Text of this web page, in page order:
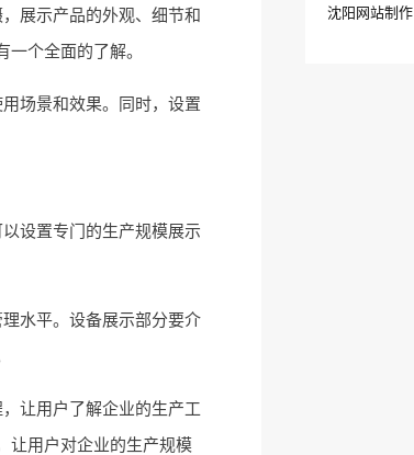
展示产品的外观、细节和
个全面的了解。
场景和效果。同时，设置
设置专门的生产规模展示
水平。设备展示部分要介
让用户了解企业的生产工
让用户对企业的生产规模
沈阳网站制作